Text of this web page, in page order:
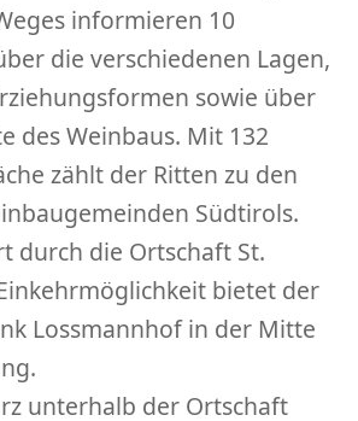
informieren 10
die verschiedenen Lagen,
sowie über
des Weinbaus. Mit 132
zählt der Ritten zu den
Südtirols.
durch die Ortschaft St.
bietet der
Lossmannhof in der Mitte
unterhalb der Ortschaft